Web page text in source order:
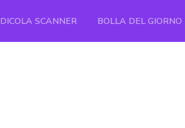
SCANNER BOLLA DEL GIORNO